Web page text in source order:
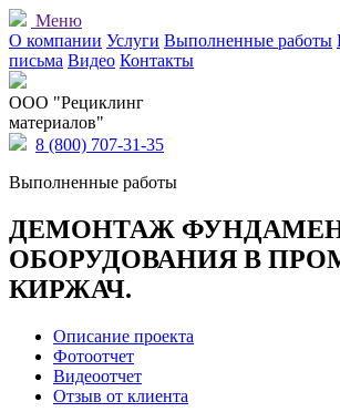
Меню
О компании Услуги Выполненные работы
письма Видео Контакты
OOO "Рециклинг
материалов"
8 (800) 707-31-35
Выполненные работы
ДЕМОНТАЖ
ОБОРУДОВАНИЯ В
КИРЖАЧ.
Описание проекта
Фотоотчет
Видеоотчет
Отзыв от клиента